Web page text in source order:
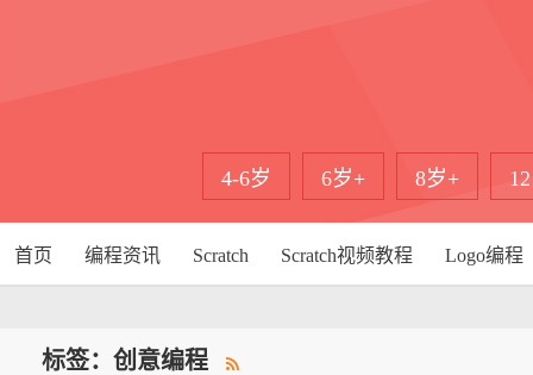
4-6岁 6岁+ 8岁+
首页 编程资讯 Scratch Scratch视频教程 Logo编程
标签：创意编程